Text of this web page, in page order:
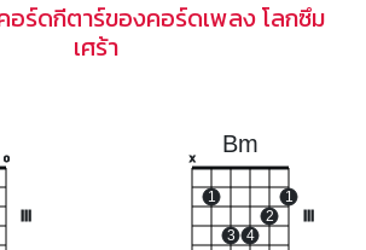
อร์ดกีตาร์ของคอร์ดเพลง โลกซึม
เศร้า
o
Bm
x
1
3 4
2
1